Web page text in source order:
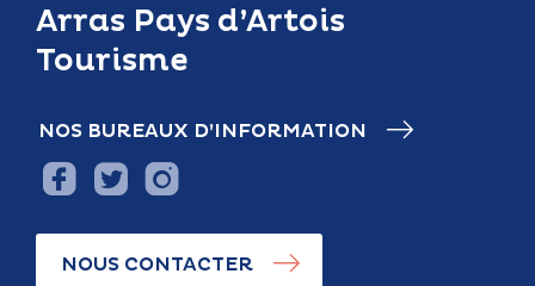
Arras Pays d’Artois
Tourisme
NOS BUREAUX D’INFORMATION
NOUS CONTACTER